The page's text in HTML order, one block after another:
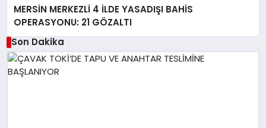
MERSİN MERKEZLİ 4 İLDE YASADIŞI BAHİS
OPERASYONU: 21 GÖZALTI
Son Dakika